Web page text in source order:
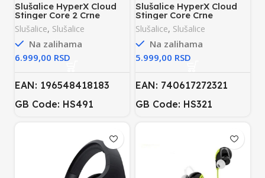
Slušalice HyperX Cloud
Stinger Core 2 Crne
Slušalice, Slušalice
Na zalihama
RSD
EAN: 196548418183
GB Code: HS491
Slušalice HyperX Cloud
Stinger Core Crne
Slušalice, Slušalice
Na zalihama
RSD
EAN: 740617272321
GB Code: HS321